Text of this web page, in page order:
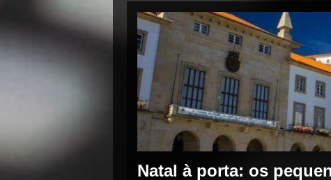
Natal à porta: os